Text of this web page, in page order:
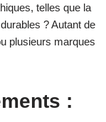
telles que la
? Autant de
plusieurs marques
: